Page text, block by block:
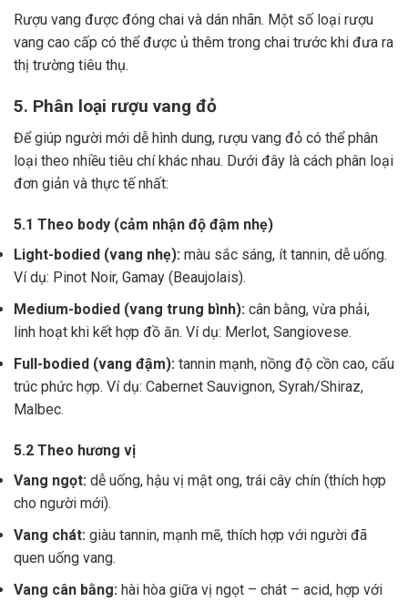
Rượu vang được đóng chai và dán nhãn. Một số loại rượu
vang cao cấp có thể được ủ thêm trong chai trước khi đưa ra
thị trường tiêu thụ.
5. Phân loại rượu vang đỏ
Để giúp người mới dễ hình dung, rượu vang đỏ có thể phân
loại theo nhiều tiêu chí khác nhau. Dưới đây là cách phân loại
đơn giản và thực tế nhất:
5.1 Theo body (cảm nhận độ đậm nhẹ)
Light-bodied (vang nhẹ): màu sắc sáng, ít tannin, dễ uống.
Ví dụ: Pinot Noir, Gamay (Beaujolais).
Medium-bodied (vang trung bình): cân bằng, vừa phải,
linh hoạt khi kết hợp đồ ăn. Ví dụ: Merlot, Sangiovese.
Full-bodied (vang đậm): tannin mạnh, nồng độ cồn cao, cấu
trúc phức hợp. Ví dụ: Cabernet Sauvignon, Syrah/Shiraz,
Malbec.
5.2 Theo hương vị
Vang ngọt: dễ uống, hậu vị mật ong, trái cây chín (thích hợp
cho người mới).
Vang chát: giàu tannin, mạnh mẽ, thích hợp với người đã
quen uống vang.
Vang cân bằng: hài hòa giữa vị ngọt – chát – acid, hợp với